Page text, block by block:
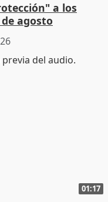
a los
agosto
01:17